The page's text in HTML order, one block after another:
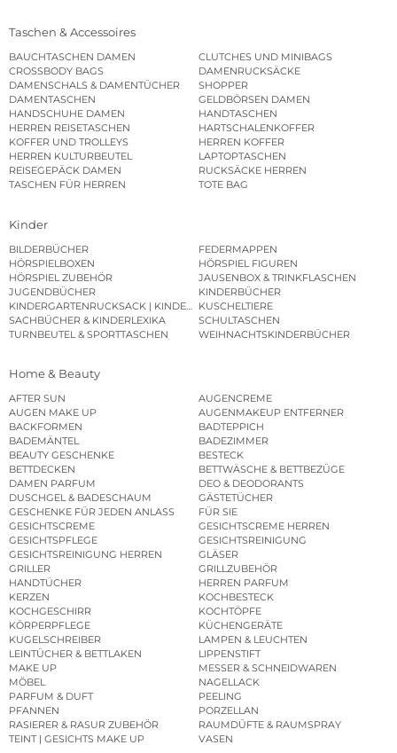
Taschen & Accessoires
BAUCHTASCHEN DAMEN
CLUTCHES UND MINIBAGS
CROSSBODY BAGS
DAMENRUCKSÄCKE
DAMENSCHALS & DAMENTÜCHER
SHOPPER
DAMENTASCHEN
GELDBÖRSEN DAMEN
HANDSCHUHE DAMEN
HANDTASCHEN
HERREN REISETASCHEN
HARTSCHALENKOFFER
KOFFER UND TROLLEYS
HERREN KOFFER
HERREN KULTURBEUTEL
LAPTOPTASCHEN
REISEGEPÄCK DAMEN
RUCKSÄCKE HERREN
TASCHEN FÜR HERREN
TOTE BAG
Kinder
BILDERBÜCHER
FEDERMAPPEN
HÖRSPIELBOXEN
HÖRSPIEL FIGUREN
HÖRSPIEL ZUBEHÖR
JAUSENBOX & TRINKFLASCHEN
JUGENDBÜCHER
KINDERBÜCHER
KINDERGARTENRUCKSACK | KINDERGARTENBEUTEL
KUSCHELTIERE
SACHBÜCHER & KINDERLEXIKA
SCHULTASCHEN
TURNBEUTEL & SPORTTASCHEN
WEIHNACHTSKINDERBÜCHER
Home & Beauty
AFTER SUN
AUGENCREME
AUGEN MAKE UP
AUGENMAKEUP ENTFERNER
BACKFORMEN
BADTEPPICH
BADEMÄNTEL
BADEZIMMER
BEAUTY GESCHENKE
BESTECK
BETTDECKEN
BETTWÄSCHE & BETTBEZÜGE
DAMEN PARFUM
DEO & DEODORANTS
DUSCHGEL & BADESCHAUM
GÄSTETÜCHER
GESCHENKE FÜR JEDEN ANLASS
FÜR SIE
GESICHTSCREME
GESICHTSCREME HERREN
GESICHTSPFLEGE
GESICHTSREINIGUNG
GESICHTSREINIGUNG HERREN
GLÄSER
GRILLER
GRILLZUBEHÖR
HANDTÜCHER
HERREN PARFUM
KERZEN
KOCHBESTECK
KOCHGESCHIRR
KOCHTÖPFE
KÖRPERPFLEGE
KÜCHENGERÄTE
KUGELSCHREIBER
LAMPEN & LEUCHTEN
LEINTÜCHER & BETTLAKEN
LIPPENSTIFT
MAKE UP
MESSER & SCHNEIDWAREN
MÖBEL
NAGELLACK
PARFUM & DUFT
PEELING
PFANNEN
PORZELLAN
RASIERER & RASUR ZUBEHÖR
RAUMDÜFTE & RAUMSPRAY
TEINT | GESICHTS MAKE UP
VASEN